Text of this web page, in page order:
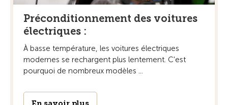
Préconditionnement des voitures
électriques :
À basse température, les voitures électriques
modernes se rechargent plus lentement. C'est
pourquoi de nombreux modèles ...